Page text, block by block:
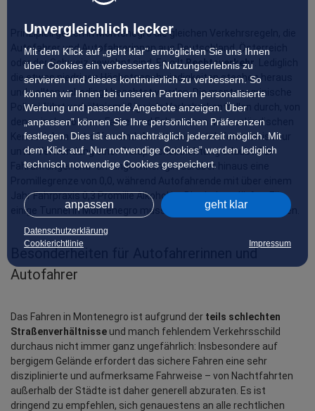
Unvergleichlich lecker
Mit dem Klick auf „geht klar” ermöglichen Sie uns Ihnen
über Cookies ein verbessertes Nutzungserlebnis zu
servieren und dieses kontinuierlich zu verbessern. So
können wir Ihnen bei unseren Partnern personalisierte
Werbung und passende Angebote anzeigen. Über
„anpassen” können Sie Ihre persönlichen Präferenzen
festlegen. Dies ist auch nachträglich jederzeit möglich. Mit
dem Klick auf „Nur notwendige Cookies” werden lediglich
technisch notwendige Cookies gespeichert.
anpassen geht klar
Datenschutzerklärung
Cookierichtlinie
Impressum
Prinzipiell gelten in Montenegro die gleichen Verkehrsregeln, die
Autofahrer und Autofahrerinnen aus Deutschland, Österreich
oder der Schweiz gewohnt sind. Es gilt Rechtsverkehr
die etwas niedrigen Höchstgeschwindigkeiten stechen heraus
und sollten unbedingt beachtet werden. Die montenegrinische
Polizei führt verhältnismäßig viele Verkehrskontrollen durch, von
denen insbesondere Fahrer und Fahrerinnen mit ausländischen
Kennzeichen betroffen sind. Am Steuer zu telefonieren ist nur
unter Verwendung einer Freisprecheinrichtung erlaubt. Für
Fahranfänger und -anfängerinnen gilt darüber hinaus eine
Jahr Fahrpraxis 0,3 Promille Alkohol im Blut haben dürfen. Für
einige Tunnel in Montenegro muss eine
Maut entrichtet werden.
Besonderheiten für Autofahrerinnen und
Autofahrer
Das Fahren in Montenegro ist aufgrund der teils schlechten
Straßenverhältnisse und manch fehlendem Verkehrsschild
durchaus nicht immer ganz ungefährlich: Insbesondere auf
bergigem Gelände erfordert das sichere Fahren eine sehr
disziplinierte und aufmerksame Fahrweise – von Nachtfahrten
außerhalb der Städte ist daher generell abzuraten. Es ist
dringend zu empfehlen, sich genauestens an alle rechtlichen